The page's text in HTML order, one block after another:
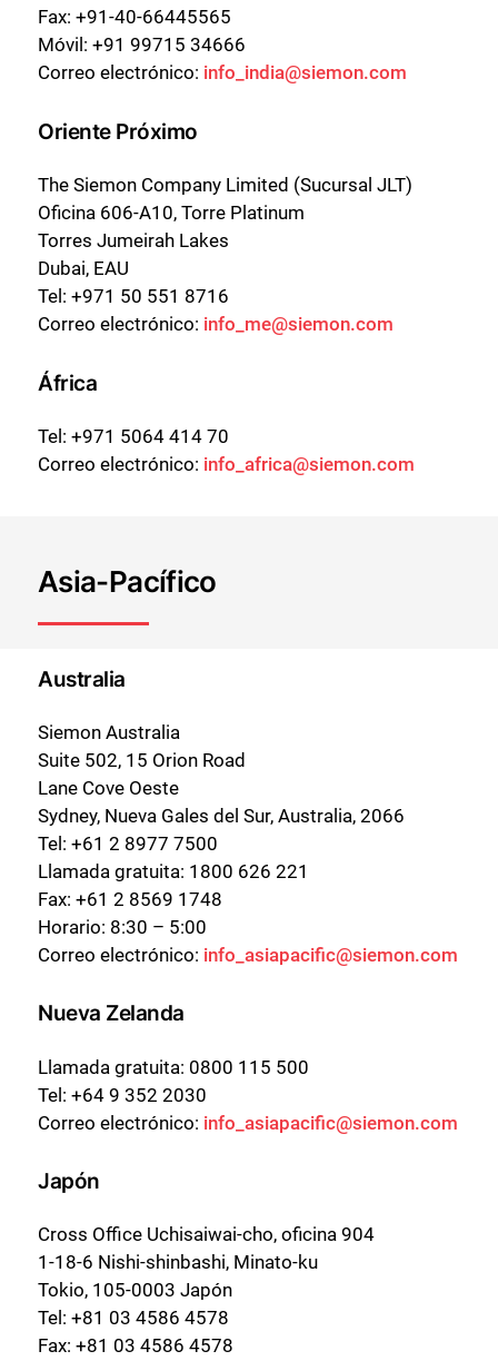
Fax: +91-40-66445565
Móvil: +91 99715 34666
Correo electrónico: info_india@siemon.com
Oriente Próximo
The Siemon Company Limited (Sucursal JLT)
Oficina 606-A10, Torre Platinum
Torres Jumeirah Lakes
Dubai, EAU
Tel: +971 50 551 8716
Correo electrónico: info_me@siemon.com
África
Tel: +971 5064 414 70
Correo electrónico: info_africa@siemon.com
Asia-Pacífico
Australia
Siemon Australia
Suite 502, 15 Orion Road
Lane Cove Oeste
Sydney, Nueva Gales del Sur, Australia, 2066
Tel: +61 2 8977 7500
Llamada gratuita: 1800 626 221
Fax: +61 2 8569 1748
Horario: 8:30 – 5:00
Correo electrónico: info_asiapacific@siemon.com
Nueva Zelanda
Llamada gratuita: 0800 115 500
Tel: +64 9 352 2030
Correo electrónico: info_asiapacific@siemon.com
Japón
Cross Office Uchisaiwai-cho, oficina 904
1-18-6 Nishi-shinbashi, Minato-ku
Tokio, 105-0003 Japón
Tel: +81 03 4586 4578
Fax: +81 03 4586 4578